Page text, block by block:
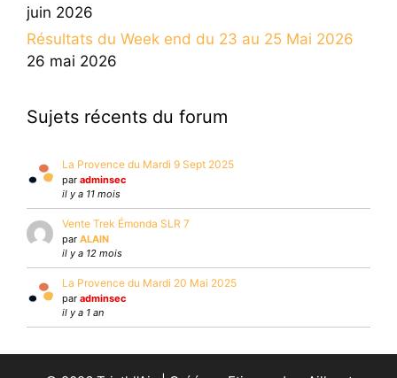
juin 2026
Résultats du Week end du 23 au 25 Mai 2026
26 mai 2026
Sujets récents du forum
La Provence du Mardi 9 Sept 2025
par adminsec
il y a 11 mois
Vente Trek Émonda SLR 7
par ALAIN
il y a 12 mois
La Provence du Mardi 20 Mai 2025
par adminsec
il y a 1 an